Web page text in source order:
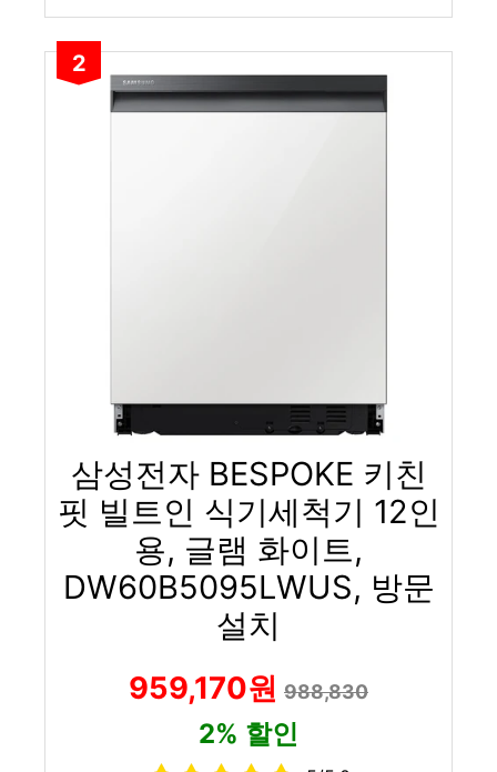
2
삼성전자 BESPOKE 키친
핏 빌트인 식기세척기 12인
용, 글램 화이트,
DW60B5095LWUS, 방문
설치
959,170원 988,830
2% 할인